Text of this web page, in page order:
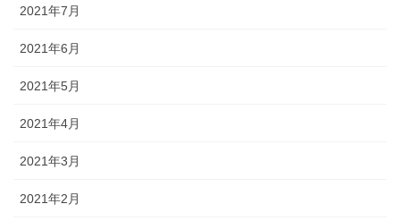
2021年7月
2021年6月
2021年5月
2021年4月
2021年3月
2021年2月